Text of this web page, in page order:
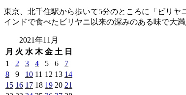
東京、北千住駅から歩いて5分のところに「ビリ
インドで食べたビリヤニ以来の深みのある味で大満
2021年11月
月 火 水 木 金 土 日
1 2 3 4 5 6
7
8
9 10 11 12 13 14
15 16 17 18 19 20 21